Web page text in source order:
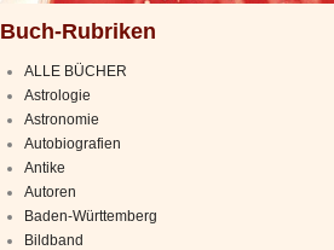
Buch-Rubriken
ALLE BÜCHER
Astrologie
Astronomie
Autobiografien
Antike
Autoren
Baden-Württemberg
Bildband